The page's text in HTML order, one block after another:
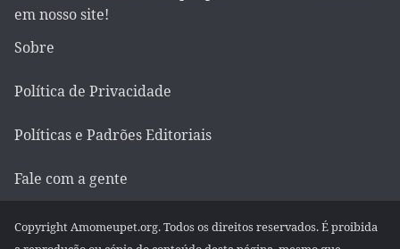
em nosso site!
Sobre
Política de Privacidade
Políticas e Padrões Editoriais
Fale com a gente
Copyright Amomeupet.org. Todos os direitos reservados. É proibida